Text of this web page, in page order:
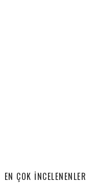
EN ÇOK İNCELENENLER